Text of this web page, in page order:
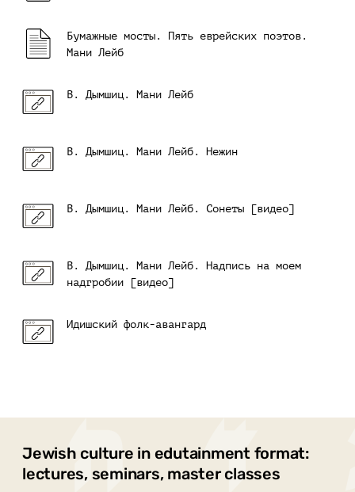
Бумажные мосты. Пять еврейских поэтов.
Мани Лейб
В. Дымшиц. Мани Лейб
В. Дымшиц. Мани Лейб. Нежин
В. Дымшиц. Мани Лейб. Сонеты [видео]
В. Дымшиц. Мани Лейб. Надпись на моем
надгробии [видео]
Идишский фолк-авангард
Jewish culture in edutainment format:
lectures, seminars, master classes